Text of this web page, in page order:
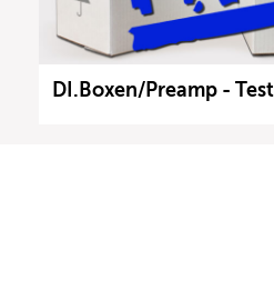
DI.Boxen/Preamp -